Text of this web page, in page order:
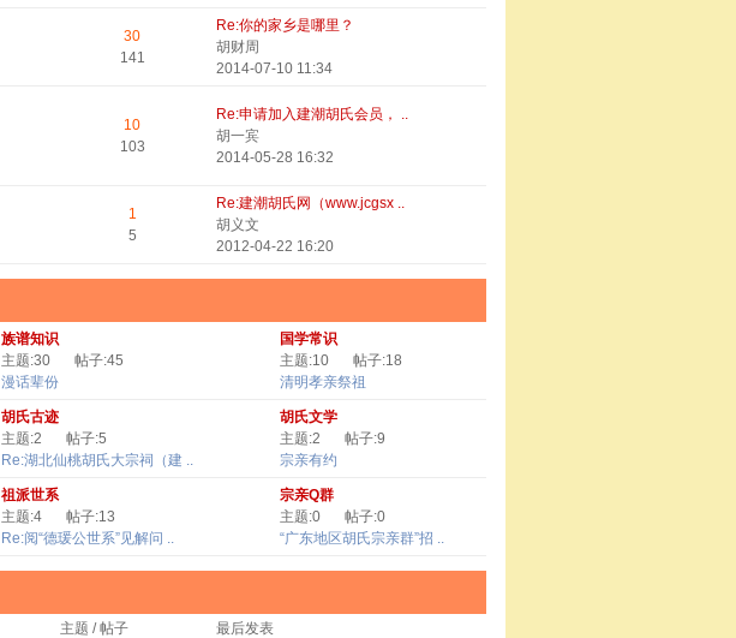
30
141
Re:你的家乡是哪里？
胡财周
2014-07-10 11:34
10
103
Re:申请加入建潮胡氏会员， ..
胡一宾
2014-05-28 16:32
1
5
Re:建潮胡氏网（www.jcgsx ..
胡义文
2012-04-22 16:20
族谱知识
主题:30
帖子:45
漫话辈份
国学常识
主题:10
帖子:18
清明孝亲祭祖
胡氏古迹
主题:2
帖子:5
Re:湖北仙桃胡氏大宗祠（建 ..
胡氏文学
主题:2
帖子:9
宗亲有约
祖派世系
主题:4
帖子:13
Re:阅“德瑗公世系”见解问 ..
宗亲Q群
主题:0
帖子:0
“广东地区胡氏宗亲群”招 ..
主题 / 帖子
最后发表